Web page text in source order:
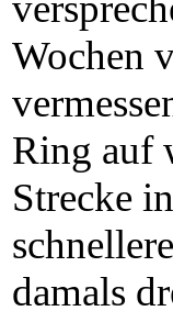
Wochen
Ring auf
Strecke
damals